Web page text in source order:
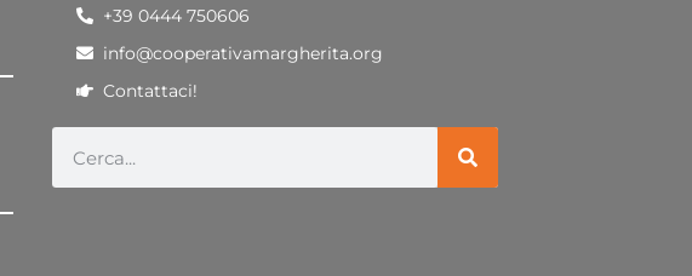
+39 0444 750606
info@cooperativamargherita.org
Contattaci!